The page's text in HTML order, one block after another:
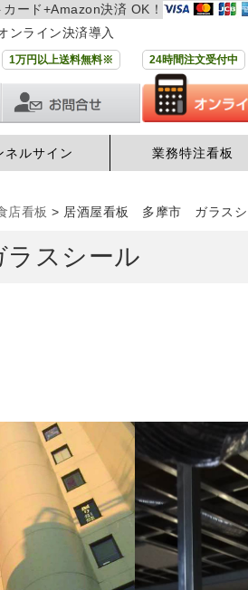
ード+Amazon決済 OK！
ンライン決済導入
1万円以上送料無料※ 24時間注文受付中
ネルサイン 業務特注看板
店看板 > 居酒屋看板 多摩市 ガラスシ
スシール